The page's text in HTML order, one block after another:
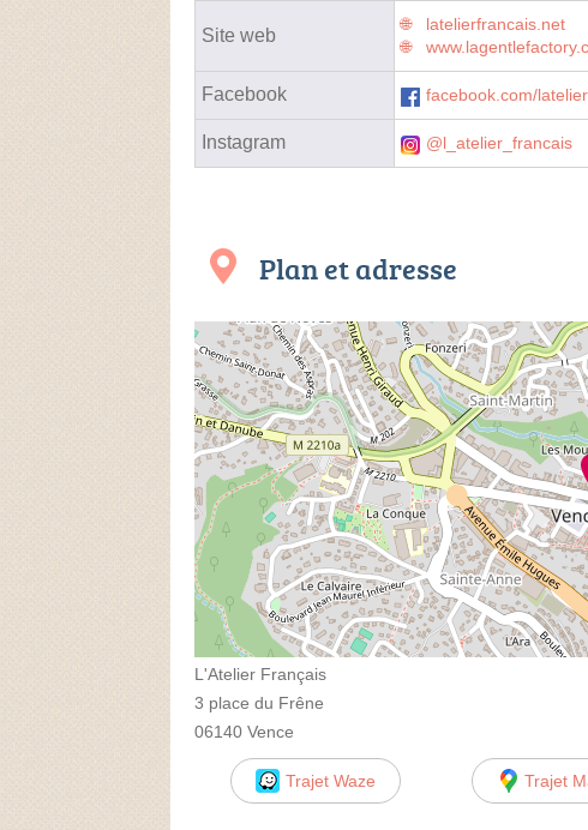
Site web
latelierfrancais.net
Facebook facebook.com/
Instagram @l_atelier_francais
Plan et adresse
L'Atelier Français
3 place du Frêne
06140 Vence
Trajet Waze Trajet